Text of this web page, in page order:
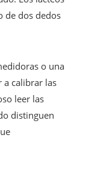
de dos dedos
o una
a calibrar las
leer las
distinguen